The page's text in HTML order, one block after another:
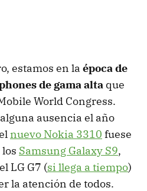
estamos en la época de
de gama alta que
World Congress.
ausencia el año
nuevo Nokia 3310 fuese
Samsung Galaxy S9,
LG G7 (si llega a tiempo)
la atención de todos.